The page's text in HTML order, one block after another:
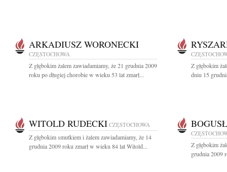
ARKADIUSZ WORONECKI
CZĘSTOCHOWA
Z głębokim żalem zawiadamiamy, że 21 grudnia 2009
roku po długiej chorobie w wieku 53 lat zmarł...
Z głębokim
dniu 15
WITOLD RUDECKI CZĘSTOCHOWA
Z głębokim smutkiem i żalem zawiadamiamy, że 14
grudnia 2009 roku zmarł w wieku 84 lat Witold...
Z głębokim
grudnia 2009